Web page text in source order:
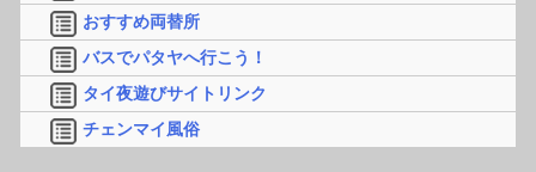
おすすめ両替所
バスでパタヤへ行こう！
タイ夜遊びサイトリンク
チェンマイ風俗